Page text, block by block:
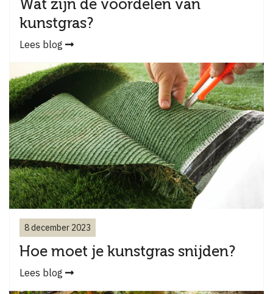
Wat zijn de voordelen van
kunstgras?
Lees blog
8 december 2023
Hoe moet je kunstgras snijden?
Lees blog